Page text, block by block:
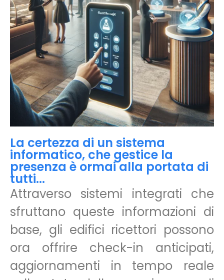
La certezza di un sistema
informatico, che gestice la
presenza è ormai alla portata di
tutti...
Attraverso sistemi integrati che
sfruttano queste informazioni di
base, gli edifici ricettori possono
ora offrire check-in anticipati,
aggiornamenti in tempo reale